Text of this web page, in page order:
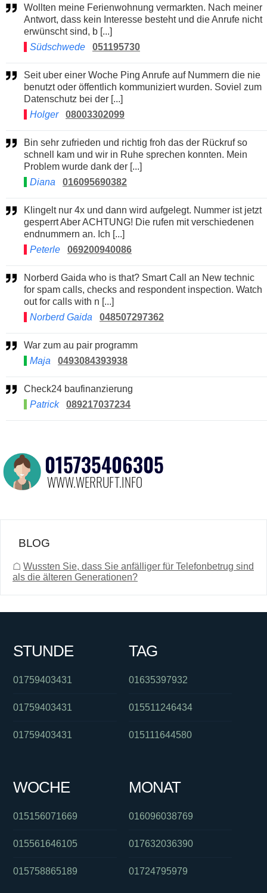
Wollten meine Ferienwohnung vermarkten. Nach meiner
Antwort, dass kein Interesse besteht und die Anrufe nicht
erwünscht sind, b [...]
Südschwede
051195730
Seit uber einer Woche Ping Anrufe auf Nummern die nie
benutzt oder öffentlich kommuniziert wurden. Soviel zum
Datenschutz bei der [...]
Holger
08003302099
Bin sehr zufrieden und richtig froh das der Rückruf so
schnell kam und wir in Ruhe sprechen konnten. Mein
Problem wurde dank der [...]
Diana
016095690382
Klingelt nur 4x und dann wird aufgelegt. Nummer ist jetzt
gesperrt Aber ACHTUNG! Die rufen mit verschiedenen
endnummern an. Ich [...]
Peterle
069200940086
Norberd Gaida who is that? Smart Call an New technic
for spam calls, checks and respondent inspection. Watch
out for calls with n [...]
Norberd Gaida
048507297362
War zum au pair programm
Maja
0493084393938
Check24 baufinanzierung
Patrick
089217037234
BLOG
☖ Wussten Sie, dass Sie anfälliger für Telefonbetrug sind
als die älteren Generationen?
STUNDE
01759403431
01759403431
01759403431
TAG
01635397932
015511246434
015111644580
WOCHE
015156071669
015561646105
015758865189
MONAT
016096038769
017632036390
01724795979